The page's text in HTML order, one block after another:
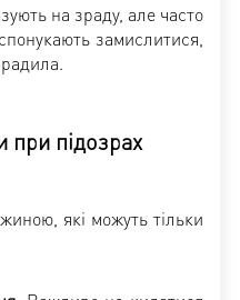
на зраду, але часто
замислитися,
при підозрах
які можуть тільки